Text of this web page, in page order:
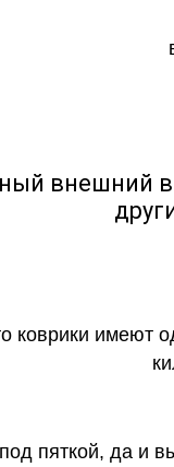
внешний
коврики имеют
пяткой, да и